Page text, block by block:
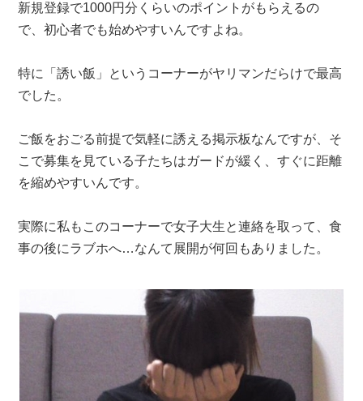
新規登録で1000円分くらいのポイントがもらえるの
で、初心者でも始めやすいんですよね。
特に「誘い飯」というコーナーがヤリマンだらけで最高
でした。
ご飯をおごる前提で気軽に誘える掲示板なんですが、そ
こで募集を見ている子たちはガードが緩く、すぐに距離
を縮めやすいんです。
実際に私もこのコーナーで女子大生と連絡を取って、食
事の後にラブホへ…なんて展開が何回もありました。